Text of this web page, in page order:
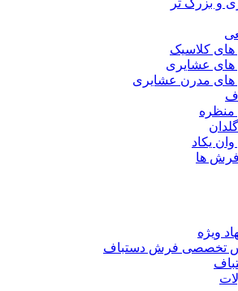
کلاسیک
عشایری
مدرن عشایری
منظره
یکاد
فرش ها
ویژه
تخصصی فرش دستباف